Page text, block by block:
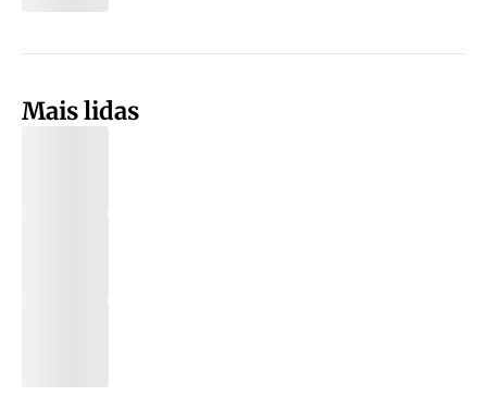
Mais lidas